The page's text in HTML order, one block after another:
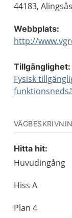
44183, Alingsås
Webbplats:
http://
Tillgänglighet:
Fysisk
Hitta hit:
Huvudingång
Hiss A
Plan 4